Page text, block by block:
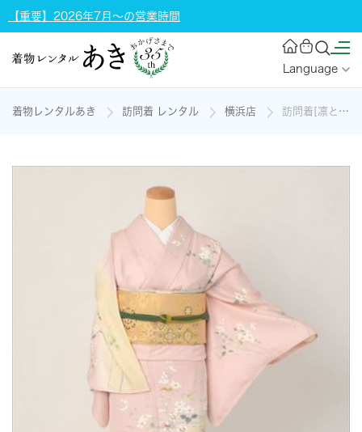
【重要】2026年7月～の営業時間
Language
着物レンタルあき 訪問着 レンタル 横浜店 訪問着[凛としたピンク地の訪問着]の着物レンタル